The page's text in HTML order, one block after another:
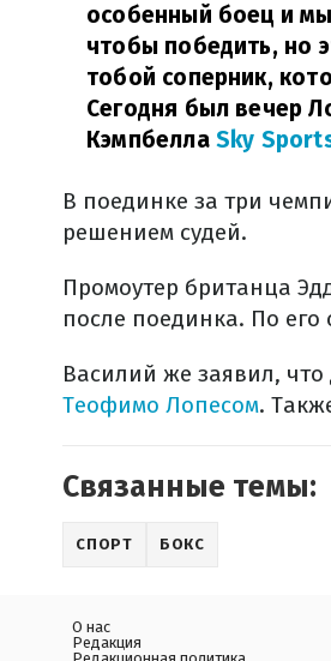
особенный боец ​​и мы
чтобы победить, но
тобой соперник,
Сегодня был вечер
КэмпбеллаSky
В поединке за три
решением судей.
Промоутер британца
после поединка. По
Василий же заявил, что
Теофимо Лопесом.
Связанные темы:
СПОРТ БОКС
О нас
Редакция